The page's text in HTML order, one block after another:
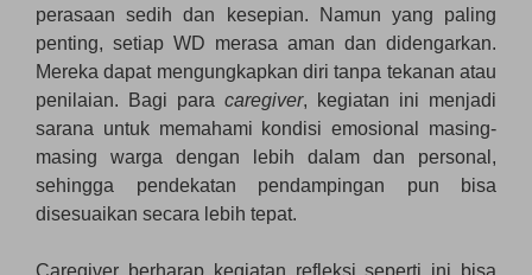
perasaan sedih dan kesepian. Namun yang paling
penting, setiap WD merasa aman dan didengarkan.
Mereka dapat mengungkapkan diri tanpa tekanan atau
penilaian. Bagi para caregiver, kegiatan ini menjadi
sarana untuk memahami kondisi emosional masing-
masing warga dengan lebih dalam dan personal,
sehingga pendekatan pendampingan pun bisa
disesuaikan secara lebih tepat.